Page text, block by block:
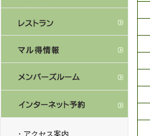
・ アクセス案内